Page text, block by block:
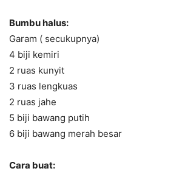
Bumbu halus:
Garam ( secukupnya)
4 biji kemiri
2 ruas kunyit
3 ruas lengkuas
2 ruas jahe
5 biji bawang putih
6 biji bawang merah besar
Cara buat: